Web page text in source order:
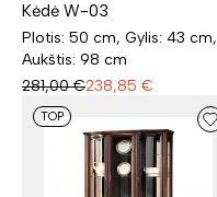
Kėdė W-03
Plotis: 50 cm, Gylis: 43 cm,
Aukštis: 98 cm
281,00 €238,85 €
TOP